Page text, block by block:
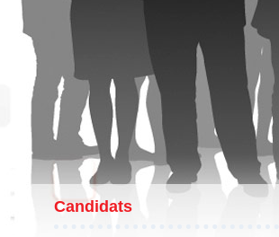
Candidats